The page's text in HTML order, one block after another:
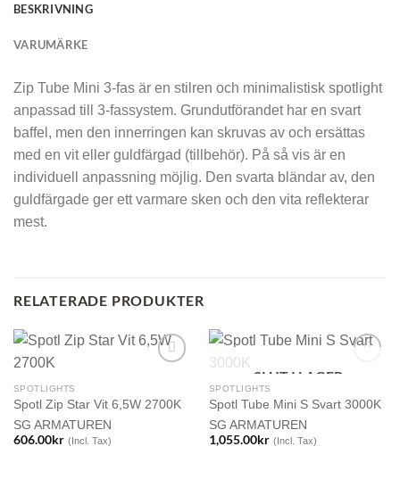
BESKRIVNING
VARUMÄRKE
Zip Tube Mini 3-fas är en stilren och minimalistisk spotlight
anpassad till 3-fassystem. Grundutförandet har en svart
baffel, men den innerringen kan skruvas av och ersättas
med en vit eller guldfärgad (tillbehör). På så vis är en
individuell anpassning möjlig. Den svarta bländar av, den
guldfärgade ger ett varmare sken och den vita reflekterar
mest.
RELATERADE PRODUKTER
SPOTLIGHTS
Spotl Zip Star Vit 6,5W 2700K
SG ARMATUREN
606.00kr (Incl. Tax)
SLUT I LAGER
SPOTLIGHTS
Spotl Tube Mini S Svart 3000K
SG ARMATUREN
1,055.00kr (Incl. Tax)